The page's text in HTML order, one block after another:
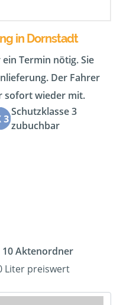
in Dornstadt
Termin nötig. Sie
Der Fahrer
sofort wieder mit.
Schutzklasse 3
zubuchbar
10 Aktenordner
Liter preiswert